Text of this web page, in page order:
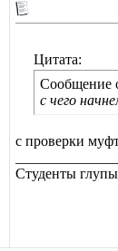
Цитата:
Сообщение
с чего
с проверки
Студенты